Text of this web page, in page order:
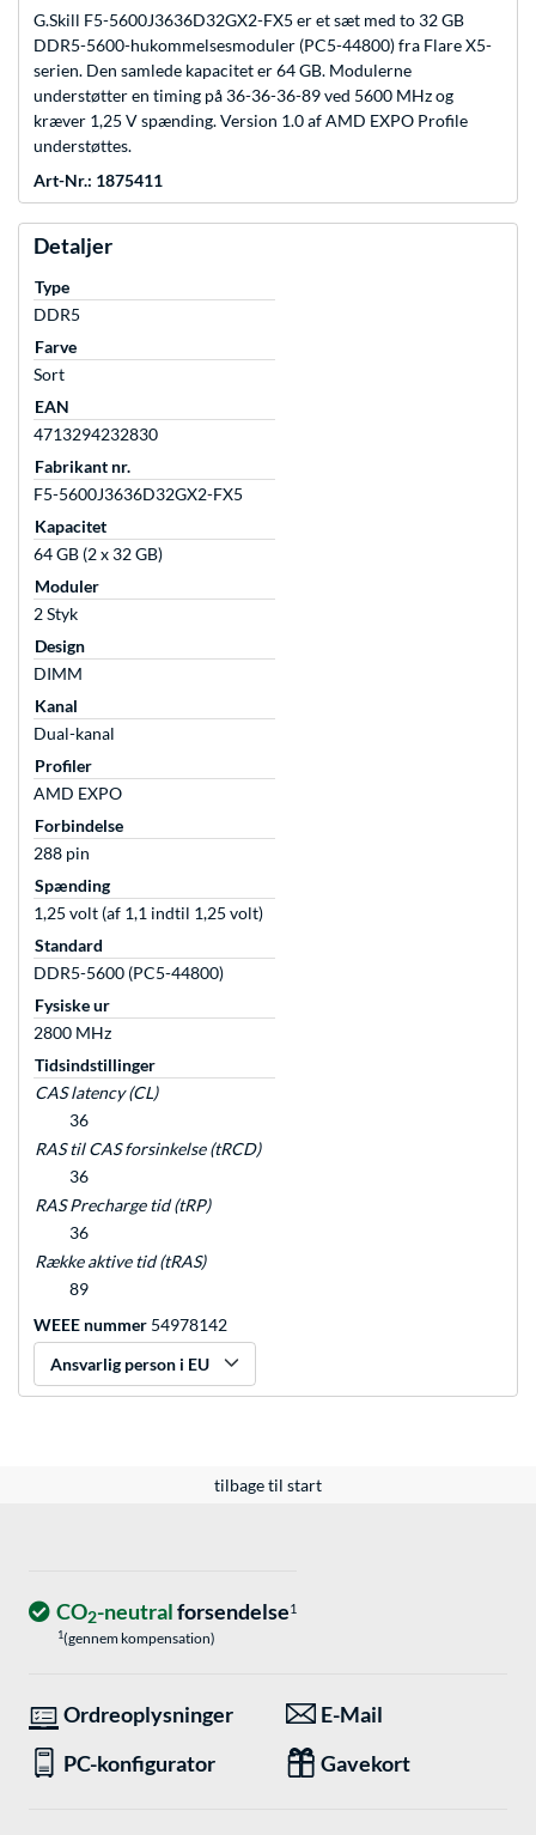
G.Skill F5-5600J3636D32GX2-FX5 er et sæt med to 32 GB
DDR5-5600-hukommelsesmoduler (PC5-44800) fra Flare X5-
serien. Den samlede kapacitet er 64 GB. Modulerne
understøtter en timing på 36-36-36-89 ved 5600 MHz og
kræver 1,25 V spænding. Version 1.0 af AMD EXPO Profile
understøttes.
Art-Nr.: 1875411
Detaljer
Type
DDR5
Farve
Sort
EAN
4713294232830
Fabrikant nr.
F5-5600J3636D32GX2-FX5
Kapacitet
64 GB (2 x 32 GB)
Moduler
2 Styk
Design
DIMM
Kanal
Dual-kanal
Profiler
AMD EXPO
Forbindelse
288 pin
Spænding
1,25 volt (af 1,1 indtil 1,25 volt)
Standard
DDR5-5600 (PC5-44800)
Fysiske ur
2800 MHz
Tidsindstillinger
CAS latency (CL)
36
RAS til CAS forsinkelse (tRCD)
36
RAS Precharge tid (tRP)
36
Række aktive tid (tRAS)
89
WEEE nummer 54978142
Ansvarlig person i EU
tilbage til start
CO2-neutralforsendelse1
1(gennem kompensation)
Ordreoplysninger
E-Mail
PC-konfigurator
Gavekort